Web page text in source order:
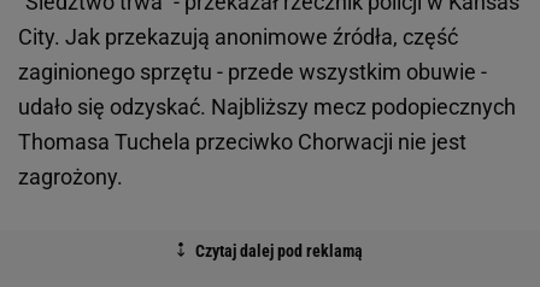
City. Jak przekazują anonimowe źródła, część
zaginionego sprzętu - przede wszystkim obuwie -
udało się odzyskać. Najbliższy mecz podopiecznych
Thomasa Tuchela przeciwko Chorwacji nie jest
zagrożony.